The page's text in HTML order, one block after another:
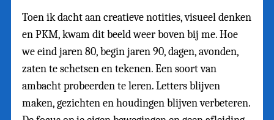
Toen ik dacht aan creatieve notities, visueel denken
en PKM, kwam dit beeld weer boven bij me. Hoe
we eind jaren 80, begin jaren 90, dagen, avonden,
zaten te schetsen en tekenen. Een soort van
ambacht probeerden te leren. Letters blijven
maken, gezichten en houdingen blijven verbeteren.